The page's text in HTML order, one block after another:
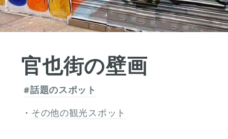
官也街の壁画
#話題のスポット
その他の観光スポット